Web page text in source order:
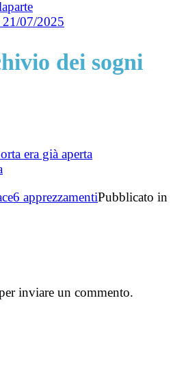
21/07/2025
dei sogni
era già aperta
6 apprezzamentiPubblicato in
inviare un commento.